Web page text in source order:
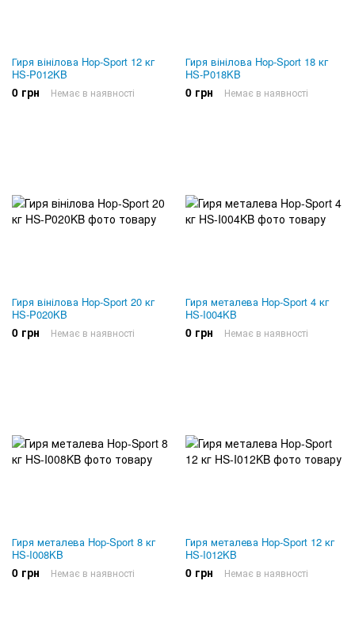
Гиря вінілова Hop-Sport 12 кг
HS-P012KB
0 грн Немає в наявності
Гиря вінілова Hop-Sport 18 кг
HS-P018KB
0 грн Немає в наявності
Гиря вінілова Hop-Sport 20 кг
HS-P020KB
0 грн Немає в наявності
Гиря металева Hop-Sport 4 кг
HS-I004KB
0 грн Немає в наявності
Гиря металева Hop-Sport 8 кг
HS-I008KB
0 грн Немає в наявності
Гиря металева Hop-Sport 12 кг
HS-I012KB
0 грн Немає в наявності